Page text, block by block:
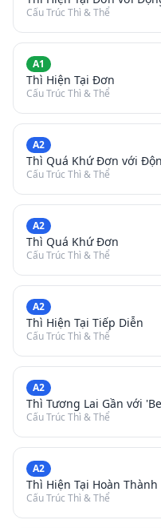
Cấu Trúc Thì & Thể
A1
Thì Hiện Tại Đơn
Cấu Trúc Thì & Thể
A2
Thì Quá Khứ Đơn với
Cấu Trúc Thì & Thể
A2
Thì Quá Khứ Đơn
Cấu Trúc Thì & Thể
A2
Thì Hiện Tại Tiếp Diễn
Cấu Trúc Thì & Thể
A2
Thì Tương Lai Gần với
Cấu Trúc Thì & Thể
A2
Thì Hiện Tại Hoàn
Cấu Trúc Thì & Thể